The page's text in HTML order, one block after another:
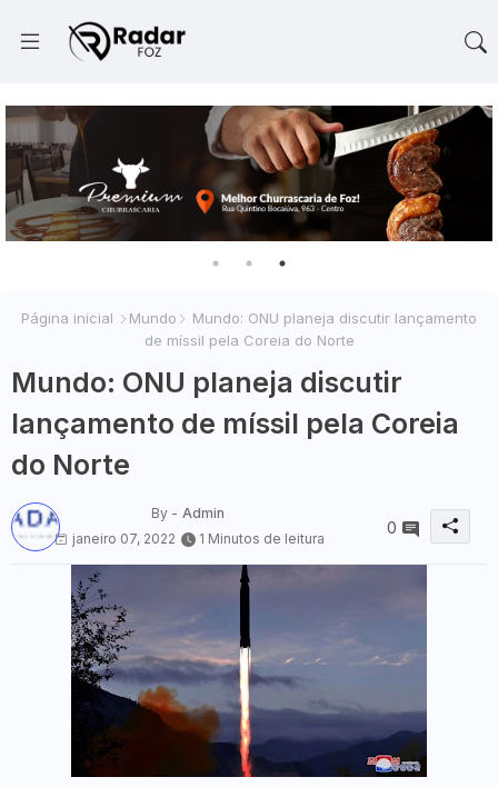
Página inicial Mundo
Mundo: ONU planeja discutir lançamento
de míssil pela Coreia do Norte
Mundo: ONU planeja discutir
lançamento de míssil pela Coreia
do Norte
By - Admin
janeiro 07, 2022
1 Minutos de leitura
0